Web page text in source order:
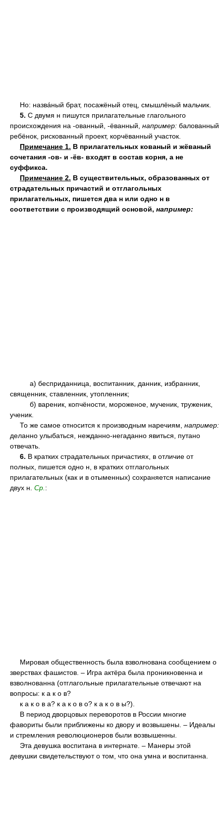
Но: назвáный брат, посажёный отец, смышлёный мальчик.
5. С двумя н пишутся прилагательные глагольного
происхождения на -ованный, -ёванный, например: балованный
ребёнок, рискованный проект, корчёванный участок.
Примечание 1. В прилагательных кованый и жёваный
сочетания -ов- и -ёв- входят в состав корня, а не
суффикса.
Примечание 2. В существительных, образованных от
страдательных причастий и отглагольных
прилагательных, пишется два н или одно н в
соответствии с производящий основой, например:
а) бесприданница, воспитанник, данник, избранник,
священник, ставленник, утопленник;
б) вареник, копчёности, мороженое, мученик, труженик,
ученик.
То же самое относится к производным наречиям, например:
деланно улыбаться, нежданно-негаданно явиться, путано
отвечать.
6. В кратких страдательных причастиях, в отличие от
полных, пишется одно н, в кратких отглагольных
прилагательных (как и в отыменных) сохраняется написание
двух н. Ср. :
Мировая общественность была взволнована сообщением о
зверствах фашистов. – Игра актёра была проникновенна и
взволнованна (отглагольные прилагательные отвечают на
вопросы: к а к о в?
к а к о в а? к а к о в о? к а к о в ы?).
В период дворцовых переворотов в России многие
фавориты были приближены ко двору и возвышены. – Идеалы
и стремления революционеров были возвышенны.
Эта девушка воспитана в интернате. – Манеры этой
девушки свидетельствуют о том, что она умна и воспитанна.